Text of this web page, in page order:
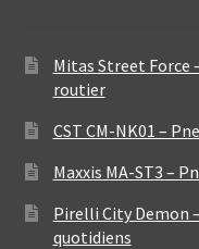
Mitas Street Force
routier
CST CM-NK01 –
Maxxis MA-ST3 –
Pirelli City Demon
quotidiens